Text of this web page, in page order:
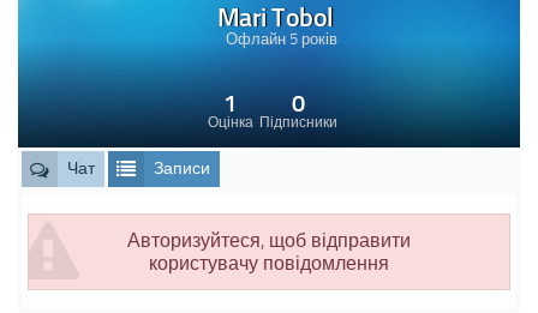
Mari Tobol
Офлайн 5 років
Оцінка
1
Підписники
0
Чат Записи
Авторизуйтеся, щоб відправити
користувачу повідомлення